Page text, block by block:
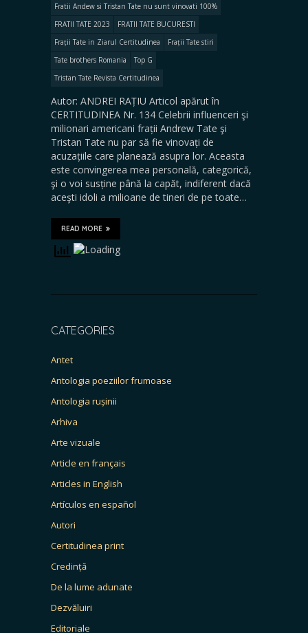
Fratii Andew si Tristan Tate nu sunt vinovati 100%
FRATII TATE 2023
FRATII TATE BUCURESTI
Frații Tate in Ziarul Certitudinea
Frații Tate stiri
Tate brothers Romania
Top G
Tristan Tate Revista Certitudinea
Autor: ANDREI RAȚIU Articol apărut în
CERTITUDINEA Nr. 134 Celebrii influenceri şi
milionari americani frații Andrew Tate şi
Tristan Tate nu par să fie vinovați de
acuzațiile care planează asupra lor. Aceasta
este convingerea mea personală, categorică,
şi o voi susține până la capăt, indiferent dacă
aceşti idoli a milioane de tineri de pe toate…
READ MORE
CATEGORIES
Antet
Antologia poeziilor frumoase
Antologia rușinii
Arhiva
Arte vizuale
Article en français
Articles in English
Artículos en español
Autori
Certitudinea print
Credință
De la lume adunate
Dezvăluiri
Editoriale